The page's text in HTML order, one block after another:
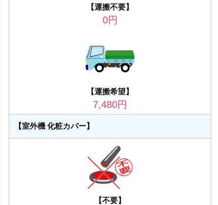
【運搬不要】
0円
【運搬希望】
7,480円
【室外機 化粧カバー】
【不要】